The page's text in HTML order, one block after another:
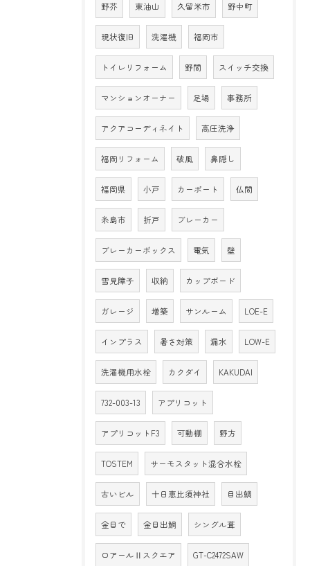
野芥 東油山 久留米市 野中町
現状復旧 洗濯機 福岡市
トイレリフォーム 野間 スイッチ交換
マンションオーナー 足場 事務所
アクアコーディネイト 高圧洗浄
福岡リフォーム 破風 鼻隠し
福岡県 小戸 カーポート 仏間
糸島市 折戸 ブレーカー
ブレーカーボックス 電気 壁
雪見障子 収納 カップボード
ガレージ 増築 サンルーム LOE-E
インプラス 暑さ対策 漏水 LOW-E
洗濯機用水栓 カクダイ KAKUDAI
732-003-13 アプリコット
アプリコットF3 可動棚 野方
TOSTEM サーモスタット混合水栓
古いビル 十日恵比須神社 目出鯛
金目で 金目出鯛 シングル葺
ロアールⅡスクエア GT-C2472SAW